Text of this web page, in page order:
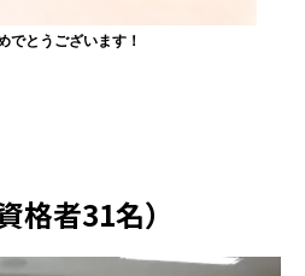
でとうございます！
者31名）